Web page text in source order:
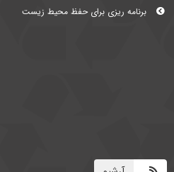
برنامه ریزی برای حفظ محیط زیست